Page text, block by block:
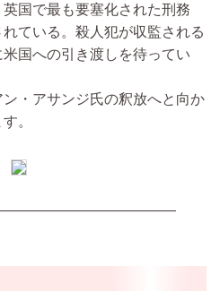
国で最も要塞化された刑務
ている。殺人犯が収監される
国への引き渡しを待ってい
・アサンジ氏の釈放へと向か
。